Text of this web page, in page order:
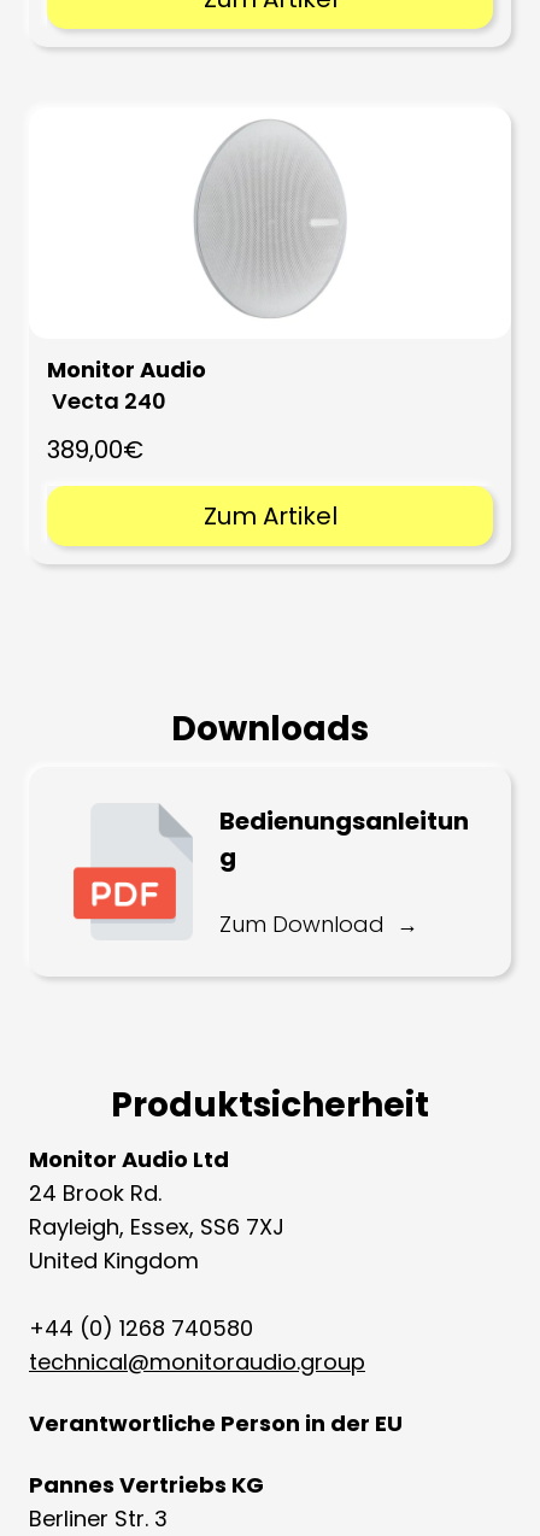
Monitor Audio
Vecta 240
389,00€
Zum Artikel
Downloads
Bedienungsanleitun
g
Zum Download
Produktsicherheit
Monitor Audio Ltd
24 Brook Rd.
Rayleigh, Essex, SS6 7XJ
United Kingdom
+44 (0) 1268 740580
technical@monitoraudio.group
Verantwortliche Person in der EU
Pannes Vertriebs KG
Berliner Str. 3